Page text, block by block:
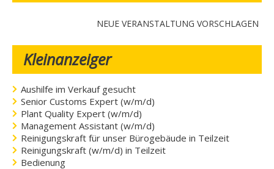
NEUE VERANSTALTUNG VORSCHLAGEN
Kleinanzeiger
Aushilfe im Verkauf gesucht
Senior Customs Expert (w/m/d)
Plant Quality Expert (w/m/d)
Management Assistant (w/m/d)
Reinigungskraft für unser Bürogebäude in Teilzeit
Reinigungskraft (w/m/d) in Teilzeit
Bedienung